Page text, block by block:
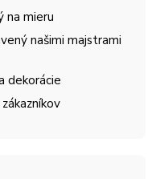
na mieru
našimi majstrami
dekorácie